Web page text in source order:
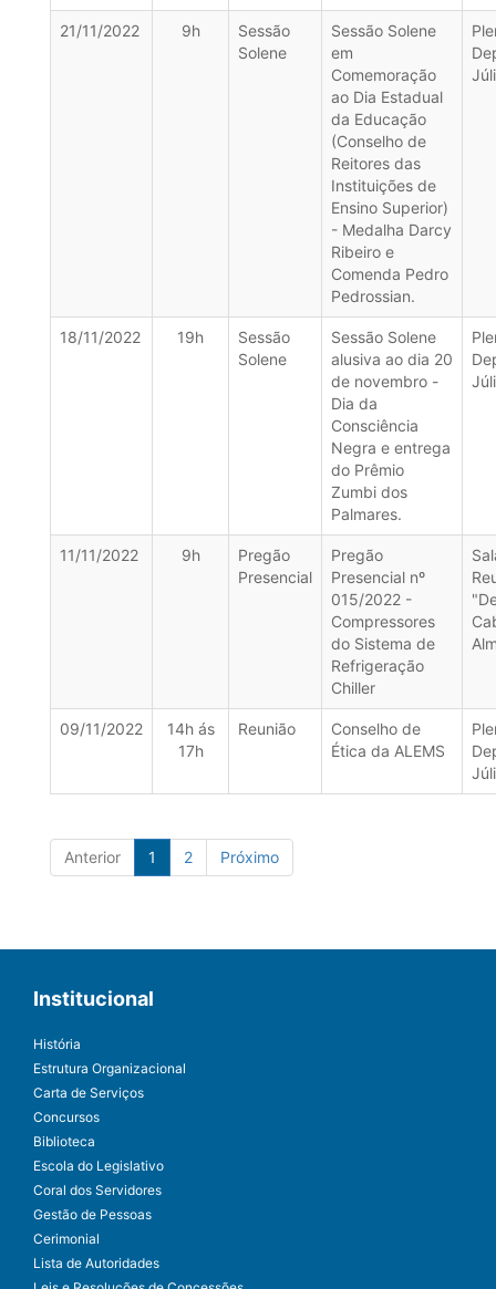
21/11/2022 9h
Sessão
Solene
Sessão Solene
em
Comemoração
ao Dia Estadual
da Educação
(Conselho de
Reitores das
Instituições de
Ensino Superior)
- Medalha Darcy
Ribeiro e
Comenda Pedro
Pedrossian.
18/11/2022 19h
Sessão
Solene
Sessão Solene
alusiva ao dia 20
de novembro -
Dia da
Consciência
Negra e entrega
do Prêmio
Zumbi dos
Palmares.
11/11/2022 9h
Pregão
Presencial
Pregão
Presencial nº
015/2022 -
Compressores
do Sistema de
Refrigeração
Chiller
09/11/2022
14h ás
17h
Reunião
Conselho de
Ética da ALEMS
Anterior 1 2 Próximo
Institucional
História
Estrutura Organizacional
Carta de Serviços
Concursos
Biblioteca
Escola do Legislativo
Coral dos Servidores
Gestão de Pessoas
Cerimonial
Lista de Autoridades